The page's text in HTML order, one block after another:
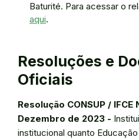
Baturité. Para acessar o
aqui.
Resoluções e
Oficiais
Resolução CONSUP / IFCE
Dezembro de 2023 -
institucional quanto